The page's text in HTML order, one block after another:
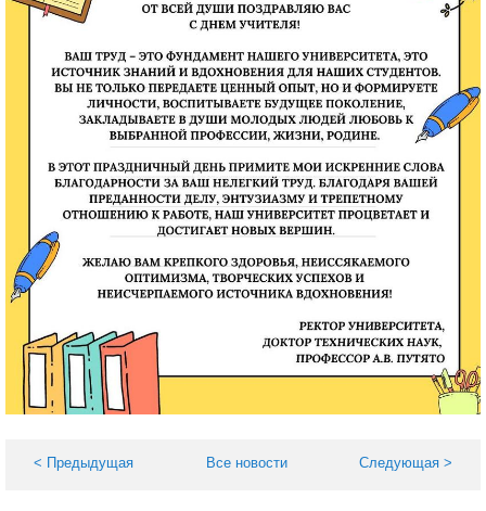
< Предыдущая Все новости Следующая >